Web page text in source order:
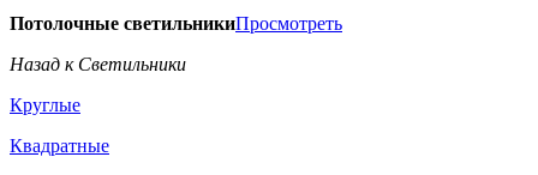
Потолочные светильникиПросмотреть
Назад к Светильники
Круглые
Квадратные